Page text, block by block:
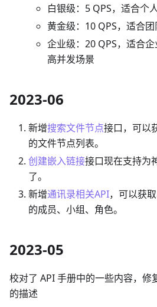
白银级：5 QPS，适合个
黄金级：10 QPS，适合
企业级：20 QPS，适合
高并发场景
2023-06
新增搜索文件节点接口，可以
的文件节点列表。
创建嵌入链接接口现在支持为
了。
新增通讯录相关API，可以获
的成员、小组、角色。
2023-05
校对了 API 手册中的一些内容，修
的描述